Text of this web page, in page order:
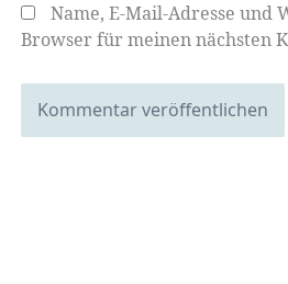
Name, E-Mail-Adresse und
Browser für meinen nächsten